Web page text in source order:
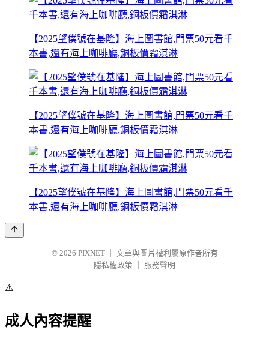
【2025望僕號在基隆】海上圖書館,門票50元看千
本書,還有海上咖啡廳,銅板價霜淇淋
【2025望僕號在基隆】海上圖書館,門票50元看千
本書,還有海上咖啡廳,銅板價霜淇淋
【2025望僕號在基隆】海上圖書館,門票50元看千
本書,還有海上咖啡廳,銅板價霜淇淋
© 2026 PIXNET
文章與圖片權利屬原作者所有
隱私權政策
服務聲明
⚠️
成人內容提醒